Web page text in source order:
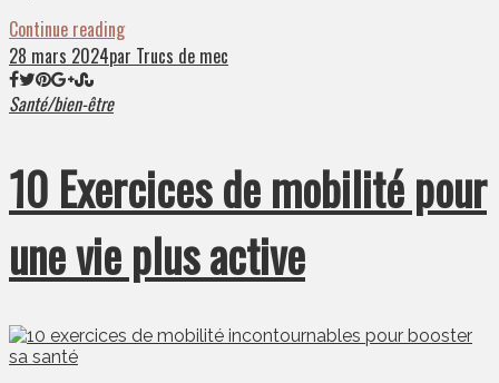
Continue reading
28 mars 2024par Trucs de mec
Santé/bien-être
10 Exercices de mobilité pour
une vie plus active